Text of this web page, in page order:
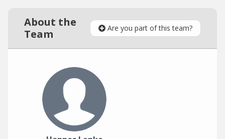
About the
Team
Are you part of this team?